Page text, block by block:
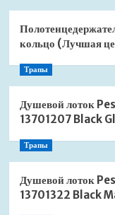
кольцо (Лучшая
Трапы
Душевой лоток
13701207 Black
Трапы
Душевой лоток
13701322 Black